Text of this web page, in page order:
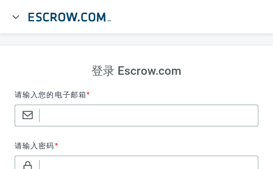
登录 Escrow.com
请输入您的电子邮箱*
请输入密码*